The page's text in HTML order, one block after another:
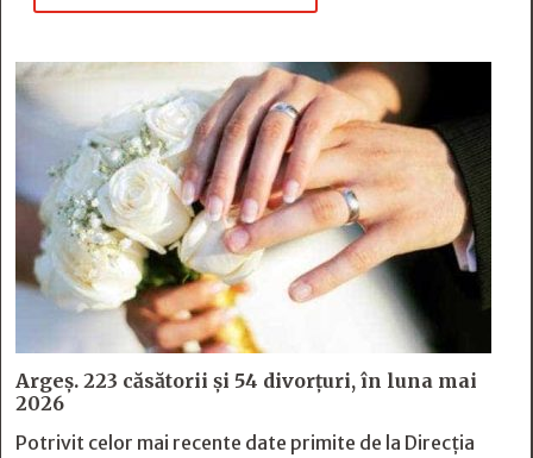
Argeș. 223 căsătorii și 54 divorțuri, în luna mai
2026
Potrivit celor mai recente date primite de la Direcția